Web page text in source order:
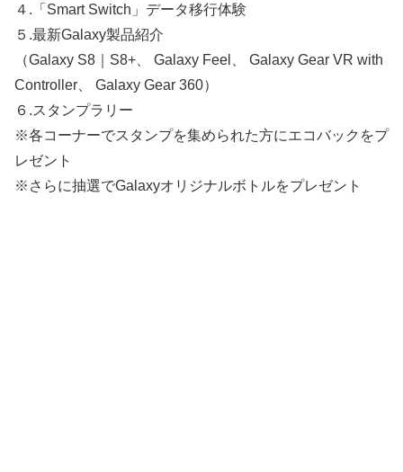
４.「Smart Switch」データ移行体験
５.最新Galaxy製品紹介
（Galaxy S8｜S8+、 Galaxy Feel、 Galaxy Gear VR with
Controller、 Galaxy Gear 360）
６.スタンプラリー
※各コーナーでスタンプを集められた方にエコバックをプ
レゼント
※さらに抽選でGalaxyオリジナルボトルをプレゼント